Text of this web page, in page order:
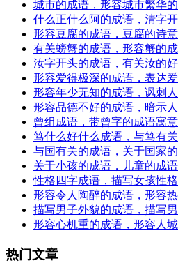
城市的成语，形容城市繁华
什么正什么阿的成语，清字
形容豆腐的成语，豆腐的诗
有关螃蟹的成语，形容蟹的
汝字开头的成语，有关汝的
形容爱得极深的成语，表达
形容年少无知的成语，讽刺
形容品德不好的成语，暗示
曾组成语，带曾字的成语寓
笃什么好什么成语，与笃有
与国有关的成语，关于国家
关于小孩的成语，儿童的成
性格四字成语，描写女孩性
形容令人陶醉的成语，形容
描写男子外貌的成语，描写
形容心机重的成语，形容人
热门文章